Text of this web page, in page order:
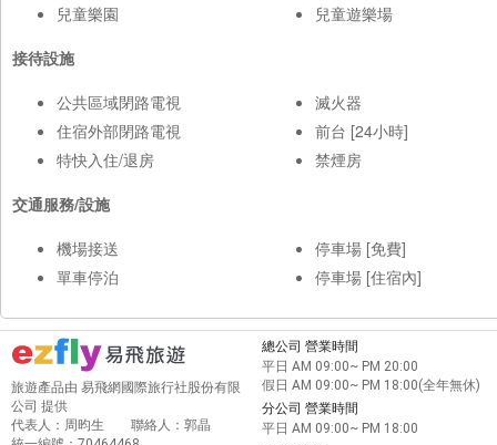
兒童樂園
兒童遊樂場
接待設施
公共區域閉路電視
住宿外部閉路電視
特快入住/退房
滅火器
前台 [24小時]
禁煙房
交通服務/設施
機場接送
單車停泊
停車場 [免費]
停車場 [住宿內]